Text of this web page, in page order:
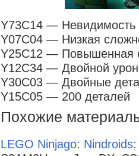
Y73C14 — Невидимость
Y07C04 — Низкая
Y25C12 — Повышенная
Y12C34 — Двойной урон
Y30C03 — Двойные
Y15C05 — 200 деталей
Похожие
LEGO Ninjago: